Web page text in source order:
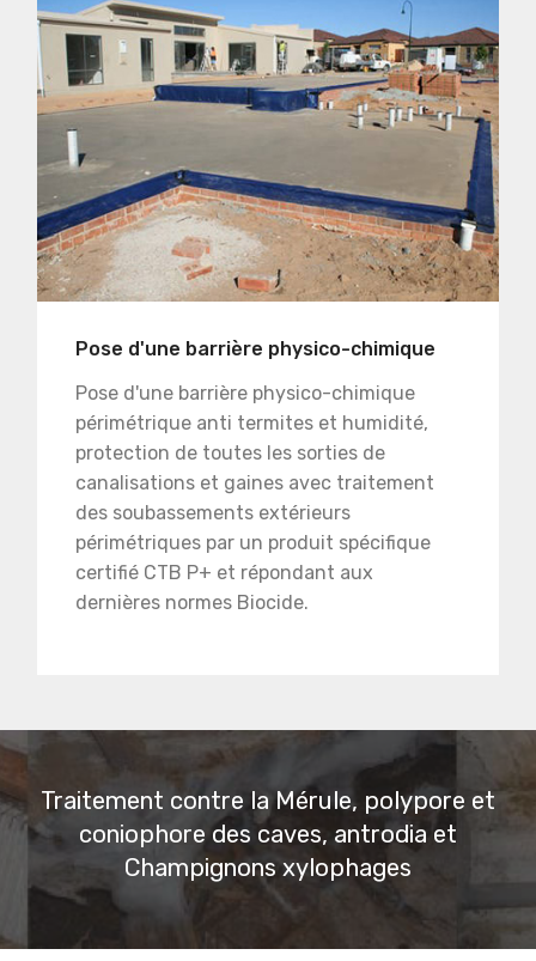
Pose d'une barrière physico-chimique
Pose d'une barrière physico-chimique
périmétrique anti termites et humidité,
protection de toutes les sorties de
canalisations et gaines avec traitement
des soubassements extérieurs
périmétriques par un produit spécifique
certifié CTB P+ et répondant aux
dernières normes Biocide.
Traitement contre la Mérule, polypore et
coniophore des caves, antrodia et
Champignons xylophages